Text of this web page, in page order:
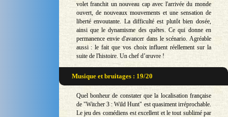
volet franchit un nouveau cap avec l'arrivée du monde
ouvert, de nouveaux mouvements et une sensation de
liberté envoutante. La difficulté est plutôt bien dosée,
ainsi que le dynamisme des quêtes. Ce qui donne en
permanence envie d'avancer dans le scénario. Agréable
aussi : le fait que vos choix influent réellement sur la
suite de l'histoire. Un chef d’œuvre !
Musique et bruitages : 19/20
Quel bonheur de constater que la localisation française
de "Witcher 3 : Wild Hunt" est quasiment irréprochable.
Le jeu des comédiens est excellent et le tout sublimé par